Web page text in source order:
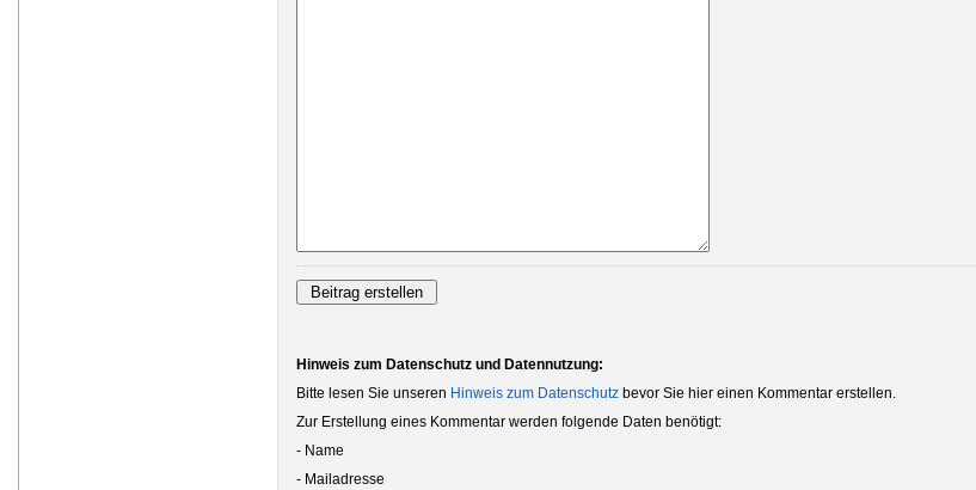
Hinweis zum Datenschutz und Datennutzung:
Bitte lesen Sie unseren Hinweis zum Datenschutz bevor Sie hier einen Kommentar erstellen.
Zur Erstellung eines Kommentar werden folgende Daten benötigt:
- Name
- Mailadresse